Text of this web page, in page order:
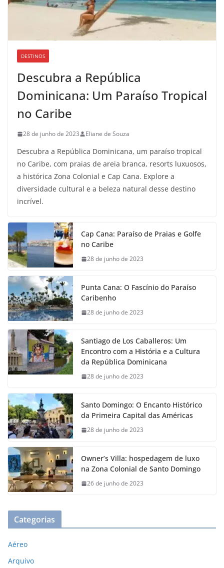
DESTINOS
Descubra a República
Dominicana: Um Paraíso Tropical
no Caribe
28 de junho de 2023 Eliane de Souza
Descubra a República Dominicana, um paraíso tropical
no Caribe, com praias de areia branca, resorts luxuosos,
a histórica Zona Colonial e Cap Cana. Explore a
diversidade cultural e a beleza natural desse destino
incrível.
Cap Cana: Paraíso de Praias e Golfe
no Caribe
28 de junho de 2023
Punta Cana: O Fascínio do Paraíso
Caribenho
28 de junho de 2023
Santiago de Los Caballeros: Um
Encontro com a História e a Cultura
da República Dominicana
28 de junho de 2023
Santo Domingo: O Encanto Histórico
da Primeira Capital das Américas
28 de junho de 2023
Owner’s Villa: hospedagem de luxo
na Zona Colonial de Santo Domingo
26 de junho de 2023
Categorias
Aéreo
Arquivo